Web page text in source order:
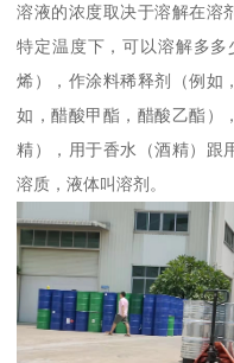
溶液的浓度取决于溶解在溶
特定温度下，可以溶解多
烯），作涂料稀释剂（例如
如，醋酸甲酯，醋酸乙酯）
精），用于香水（酒精）跟
溶质，液体叫溶剂。